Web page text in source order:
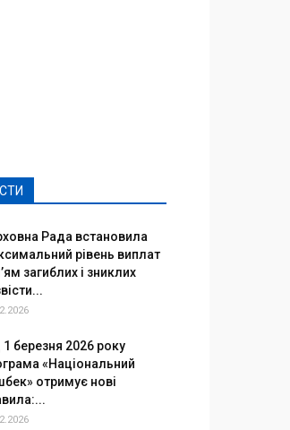
Рада встановила
рівень виплат
загиблих і зниклих
1 березня 2026 року
«Національний
отримує нові